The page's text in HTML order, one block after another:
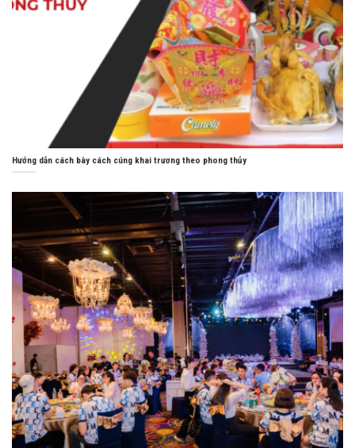
Hướng dẫn cách bày cách cúng khai trương theo phong thủy